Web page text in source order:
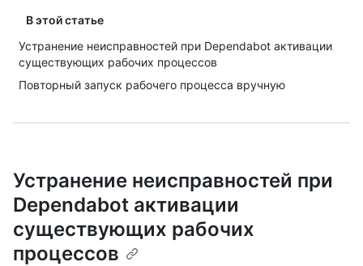
В этой статье
Устранение неисправностей при Dependabot активации
существующих рабочих процессов
Повторный запуск рабочего процесса вручную
Устранение неисправностей при
Dependabot активации
существующих рабочих
процессов